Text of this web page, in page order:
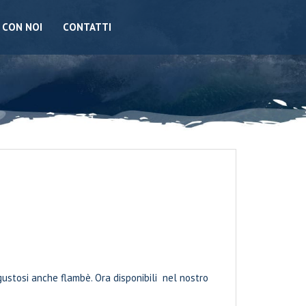
CON NOI CONTATTI
anche flambè. Ora disponibili nel nostro